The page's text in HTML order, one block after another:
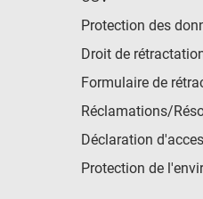
Protection des
Droit de
Formulaire de
Réclamations/
Déclaration
Protection de